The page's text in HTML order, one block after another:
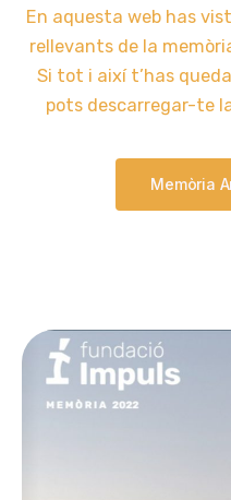
En aquesta web has
rellevants de la
Si tot i així t’has
pots descarregar-te
Memòria